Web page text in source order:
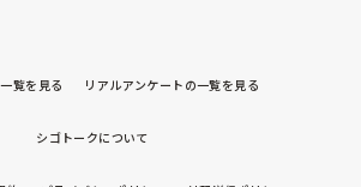
覧を見る リアルアンケートの一覧を見る
シゴトークについて